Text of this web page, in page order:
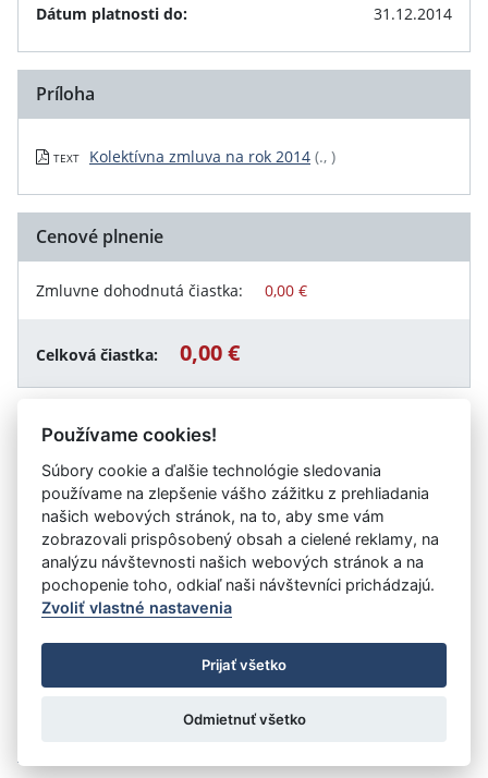
Dátum platnosti do:
31.12.2014
Príloha
TEXT Kolektívna zmluva na rok 2014 (., )
Cenové plnenie
Zmluvne dohodnutá čiastka: 0,00 €
Celková čiastka: 0,00 €
Vystavil:DIVES, príspevková organizácia Ministerstva
vnútra SR
Úrad vlády SR
- Všetky práva vyhradené
Prehlásenie o prístupnosti
Zmluvy do 31.12.2010
Nastavenia cookies
: Aglo Solutions
Používame cookies!
Súbory cookie a ďalšie technológie sledovania
používame na zlepšenie vášho zážitku z prehliadania
našich webových stránok, na to, aby sme vám
zobrazovali prispôsobený obsah a cielené reklamy, na
analýzu návštevnosti našich webových stránok a na
pochopenie toho, odkiaľ naši návštevníci prichádzajú.
Zvoliť vlastné nastavenia
Prijať všetko
Odmietnuť všetko